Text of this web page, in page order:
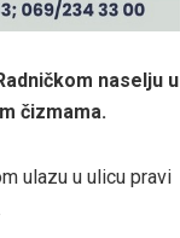
naselju u
čizmama.
ulazu u ulicu pravi